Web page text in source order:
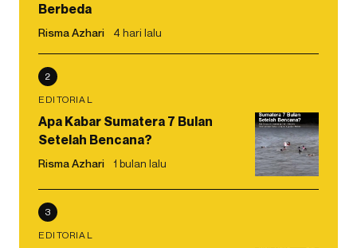
Berbeda
Risma Azhari 4 hari lalu
2
EDITORIAL
Apa Kabar Sumatera 7 Bulan
Setelah Bencana?
Risma Azhari 1 bulan lalu
3
EDITORIAL